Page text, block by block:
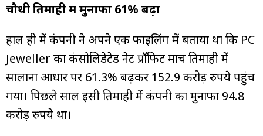
चौथी तिमाही में मुनाफा 61% बढ़ा
हाल ही में कंपनी ने अपने एक फाइलिंग में बताया था कि PC
Jeweller का कंसोलिडेटेड नेट प्रॉफिट मार्च तिमाही में
सालाना आधार पर 61.3% बढ़कर 152.9 करोड़ रुपये पहुंच
गया। पिछले साल इसी तिमाही में कंपनी का मुनाफा 94.8
करोड़ रुपये था।